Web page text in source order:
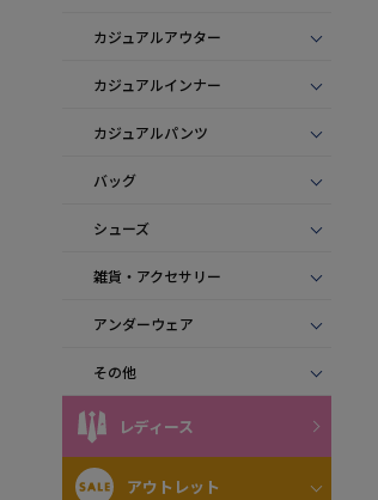
カジュアルアウター
カジュアルインナー
カジュアルパンツ
バッグ
シューズ
雑貨・アクセサリー
アンダーウェア
その他
レディース
アウトレット